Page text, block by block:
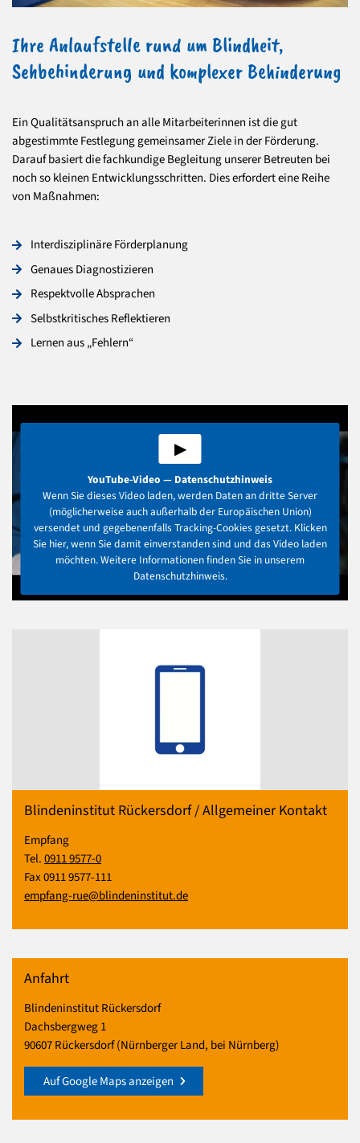
Ihre Anlaufstelle rund um Blindheit,
Sehbehinderung und komplexer Behinderung
Ein Qualitätsanspruch an alle Mitarbeiterinnen ist die gut
abgestimmte Festlegung gemeinsamer Ziele in der Förderung.
Darauf basiert die fachkundige Begleitung unserer Betreuten bei
noch so kleinen Entwicklungsschritten. Dies erfordert eine Reihe
von Maßnahmen:
Interdisziplinäre Förderplanung
Genaues Diagnostizieren
Respektvolle Absprachen
Selbstkritisches Reflektieren
Lernen aus „Fehlern“
▶
YouTube-Video — Datenschutzhinweis
Wenn Sie dieses Video laden, werden Daten an dritte Server
(möglicherweise auch außerhalb der Europäischen Union)
versendet und gegebenenfalls Tracking-Cookies gesetzt. Klicken
Sie hier, wenn Sie damit einverstanden sind und das Video laden
möchten. Weitere Informationen finden Sie in unserem
Datenschutzhinweis.
Blindeninstitut Rückersdorf / Allgemeiner Kontakt
Empfang
Tel.0911 9577-0
Fax 0911 9577-111
empfang-rue@blindeninstitut.de
Anfahrt
Blindeninstitut Rückersdorf
Dachsbergweg 1
90607 Rückersdorf (Nürnberger Land, bei Nürnberg)
Auf Google Maps anzeigen